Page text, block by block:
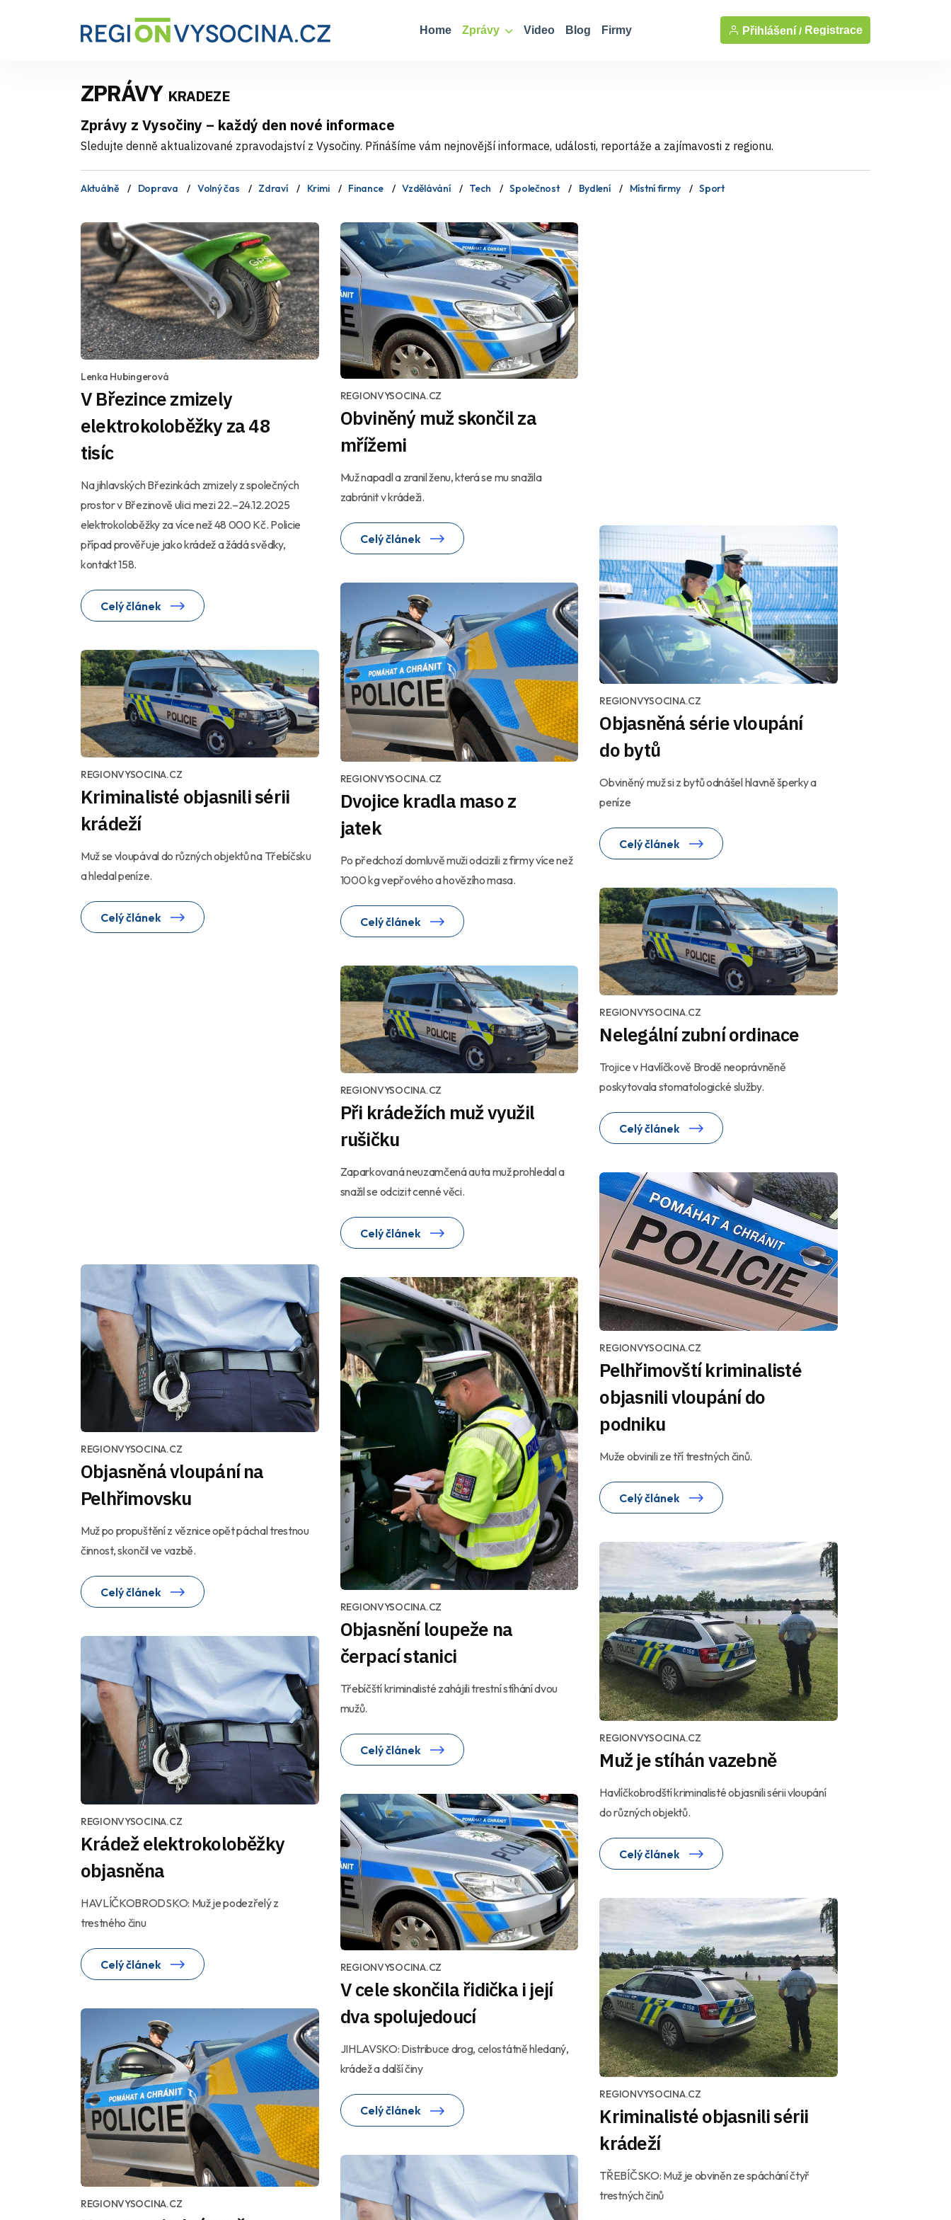
Home Zprávy Video Blog Firmy Přihlášení / Registrace
ZPRÁVY KRADEZE
Zprávy z Vysočiny – každý den nové informace
Sledujte denně aktualizované zpravodajství z Vysočiny. Přinášíme vám nejnovější informace, události, reportáže a zajímavosti z regionu.
Aktuálně Doprava Volný čas Zdraví Krimi Finance Vzdělávání Tech Společnost Bydlení Místní firmy Sport
Lenka Hubingerová
V Březince zmizely
elektrokoloběžky za 48
tisíc
Na jihlavských Březinkách zmizely z společných
prostor v Březinově ulici mezi 22.–24.12.2025
elektrokoloběžky za více než 48 000 Kč. Policie
případ prověřuje jako krádež a žádá svědky,
kontakt 158.
Celý článek
REGIONVYSOCINA.CZ
Obviněný muž skončil za
mřížemi
Muž napadl a zranil ženu, která se mu snažila
zabránit v krádeži.
Celý článek
REGIONVYSOCINA.CZ
Objasněná série vloupání
do bytů
Obviněný muž si z bytů odnášel hlavně šperky a
peníze
Celý článek
REGIONVYSOCINA.CZ
Dvojice kradla maso z
jatek
Po předchozí domluvě muži odcizili z firmy více než
1000 kg vepřového a hovězího masa.
Celý článek
REGIONVYSOCINA.CZ
Kriminalisté objasnili sérii
krádeží
Muž se vloupával do různých objektů na Třebíčsku
a hledal peníze.
Celý článek
REGIONVYSOCINA.CZ
Nelegální zubní ordinace
Trojice v Havlíčkově Brodě neoprávněně
poskytovala stomatologické služby.
Celý článek
REGIONVYSOCINA.CZ
Při krádežích muž využil
rušičku
Zaparkovaná neuzamčená auta muž prohledal a
snažil se odcizit cenné věci.
Celý článek
REGIONVYSOCINA.CZ
Pelhřimovští kriminalisté
objasnili vloupání do
podniku
Muže obvinili ze tří trestných činů.
Celý článek
REGIONVYSOCINA.CZ
Objasněná vloupání na
Pelhřimovsku
Muž po propuštění z věznice opět páchal trestnou
činnost, skončil ve vazbě.
Celý článek
REGIONVYSOCINA.CZ
Objasnění loupeže na
čerpací stanici
Třebíčští kriminalisté zahájili trestní stíhání dvou
mužů.
Celý článek
REGIONVYSOCINA.CZ
Muž je stíhán vazebně
Havlíčkobrodští kriminalisté objasnili sérii vloupání
do různých objektů.
Celý článek
REGIONVYSOCINA.CZ
Krádež elektrokoloběžky
objasněna
HAVLÍČKOBRODSKO: Muž je podezřelý z
trestného činu
Celý článek REGIONVYSOCINA.CZ
V cele skončila řidička i její
dva spolujedoucí
JIHLAVSKO: Distribuce drog, celostátně hledaný,
krádež a další činy
Celý článek
REGIONVYSOCINA.CZ
Kriminalisté objasnili sérii
krádeží
TŘEBÍČSKO: Muž je obviněn ze spáchání čtyř
trestných činů
REGIONVYSOCINA.CZ